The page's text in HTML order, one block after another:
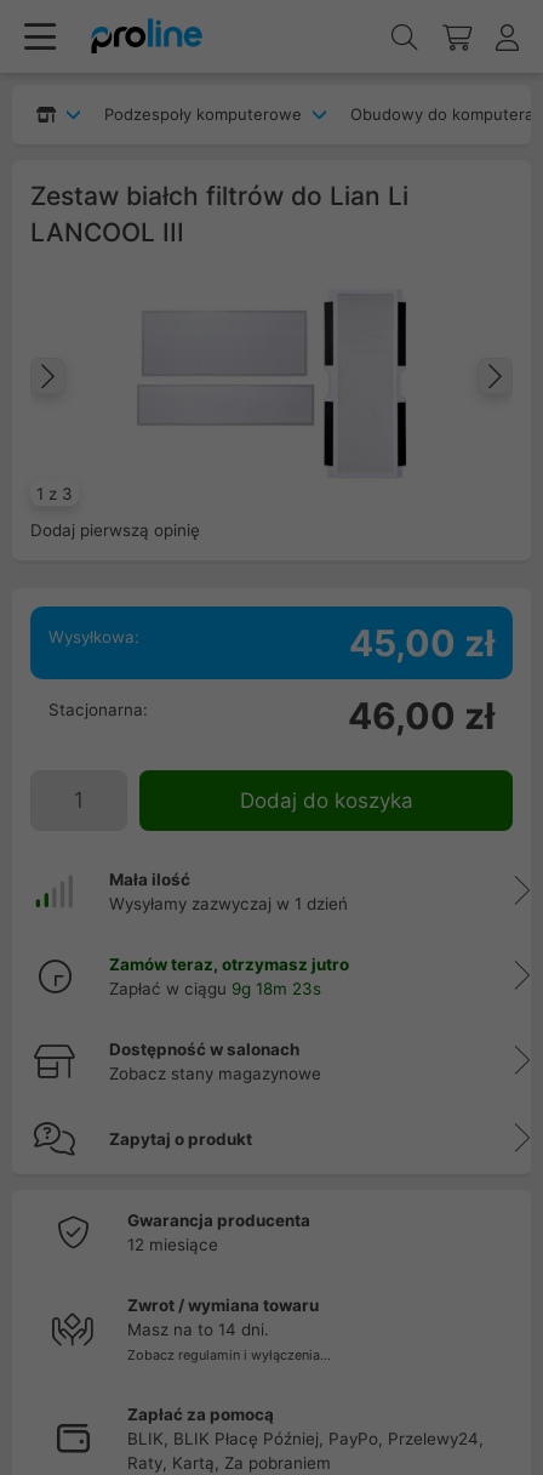
Podzespoły komputerowe Obudowy do komputera
Zestaw białch filtrów do Lian Li
LANCOOL III
1 z 3
Dodaj pierwszą opinię
Wysyłkowa: 45,00 zł
Stacjonarna: 46,00 zł
Dodaj do koszyka
Mała ilość
Wysyłamy zazwyczaj w 1 dzień
Zamów teraz, otrzymasz jutro
Zapłać w ciągu 9g 18m 23s
Dostępność w salonach
Zobacz stany magazynowe
Zapytaj o produkt
Gwarancja producenta
12 miesiące
Zwrot / wymiana towaru
Masz na to 14 dni.
Zobacz regulamin i wyłączenia...
Zapłać za pomocą
BLIK, BLIK Płacę Później, PayPo, Przelewy24,
Raty, Kartą, Za pobraniem